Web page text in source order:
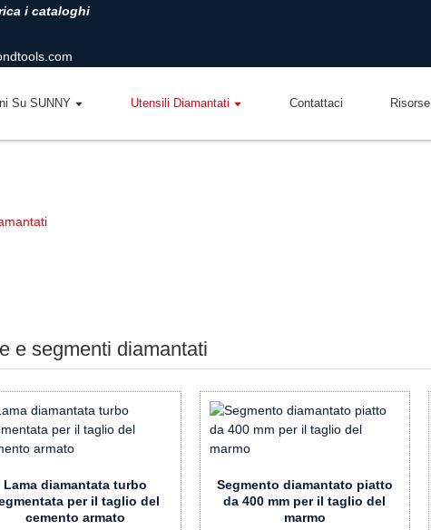
i cataloghi
Su SUNNY Utensili Diamantati Contattaci Risorse
e segmenti diamantati
Lama diamantata turbo
per il taglio del
cemento armato
Segmento diamantato piatto
da 400 mm per il taglio del
marmo